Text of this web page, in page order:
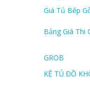
Giá Tủ Bếp
Bảng Giá Thi
GROB
KỆ TỦ ĐỒ